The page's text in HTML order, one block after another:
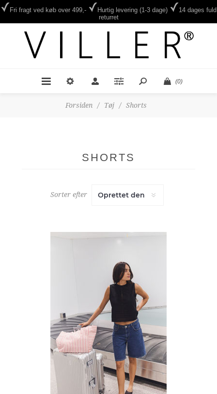
Fri fragt ved køb over 499,- Hurtig levering (1-3 dage)
14 dages fuld
returret
(0)
Forsiden / Tøj / Shorts
SHORTS
Sorter efter